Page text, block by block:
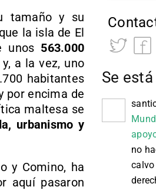
tamaño y su
la isla de El
unos 563.000
y, a la vez, uno
habitantes
por encima de
maltesa se
urbanismo y
y Comino, ha
aquí pasaron
Se
no
calvo